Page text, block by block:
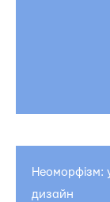
Неоморфізм:
дизайн